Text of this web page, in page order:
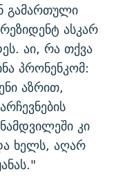
გამართული
ასკარ
აი, რა თქვა
პრონენკომ:
აზრით,
კი
ხელს, აღარ